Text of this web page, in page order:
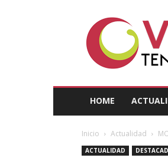
Vino
Tendencias
HOME
Inicio Actualidad
ACTUALIDAD